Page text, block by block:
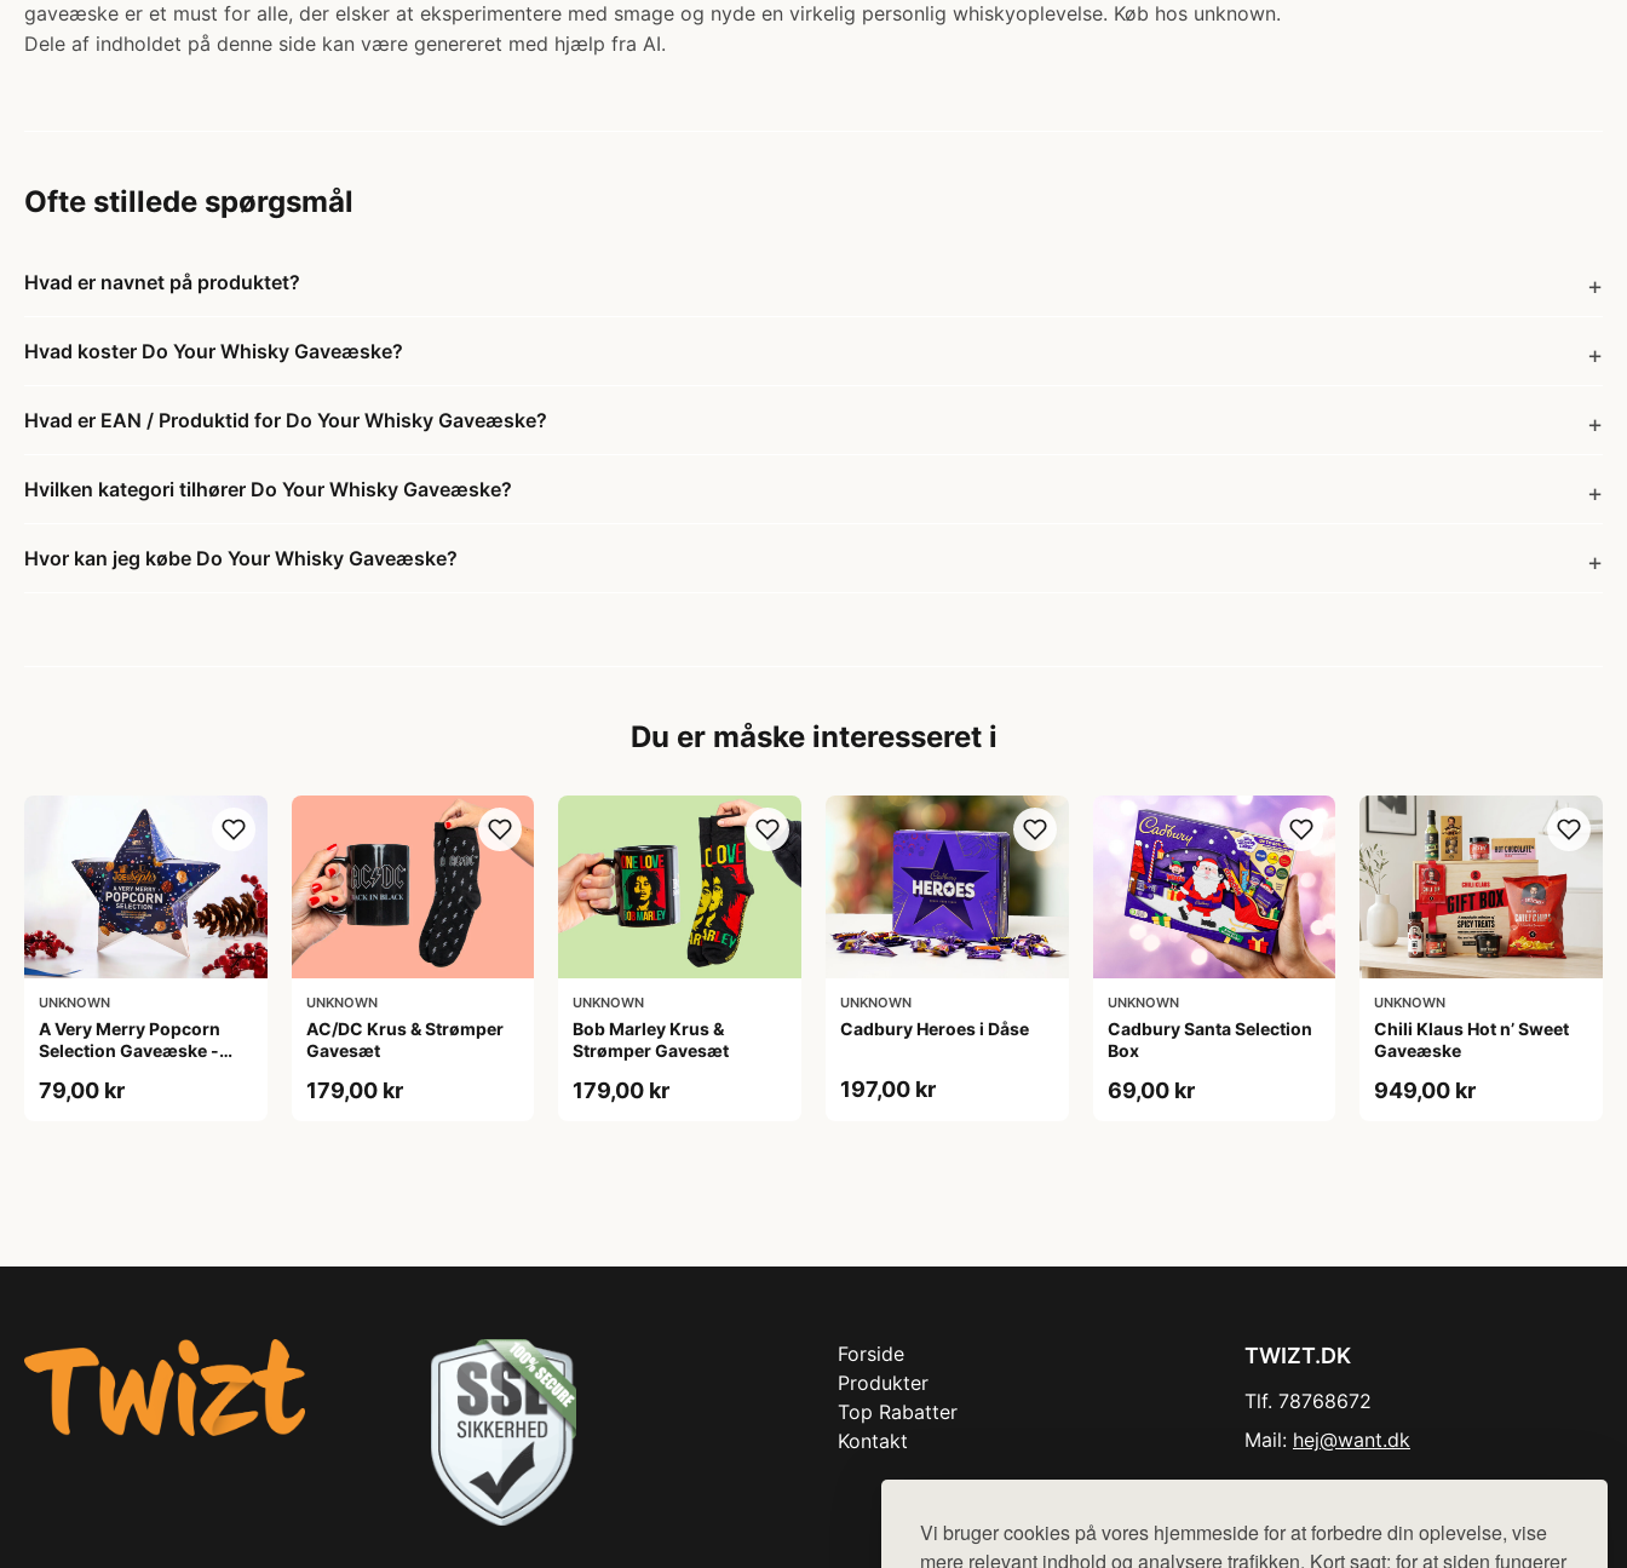
Vi bruger cookies på vores hjemmeside for at forbedre din oplevelse, vise
mere relevant indhold og analysere trafikken. Kort sagt: for at siden fungerer
gaveæske er et must for alle, der elsker at eksperimentere med smage og nyde en virkelig personlig whiskyoplevelse. Køb hos unknown.
Dele af indholdet på denne side kan være genereret med hjælp fra AI.
Ofte stillede spørgsmål
Hvad er navnet på produktet?
Hvad koster Do Your Whisky Gaveæske?
Hvad er EAN / Produktid for Do Your Whisky Gaveæske?
Hvilken kategori tilhører Do Your Whisky Gaveæske?
Hvor kan jeg købe Do Your Whisky Gaveæske?
Du er måske interesseret i
UNKNOWN
A Very Merry Popcorn
Selection Gaveæske -
79,00 kr
UNKNOWN
AC/DC Krus & Strømper
Gavesæt
179,00 kr
UNKNOWN
Bob Marley Krus &
Strømper Gavesæt
179,00 kr
UNKNOWN
Cadbury Heroes i Dåse
197,00 kr
UNKNOWN
Cadbury Santa Selection
Box
69,00 kr
UNKNOWN
Chili Klaus Hot n’ Sweet
Gaveæske
949,00 kr
Forside
Produkter
Top Rabatter
Kontakt
TWIZT.DK
Tlf. 78768672
Mail: hej@want.dk